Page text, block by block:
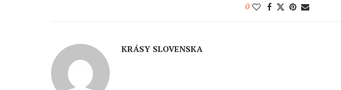
0
KRÁSY SLOVENSKA